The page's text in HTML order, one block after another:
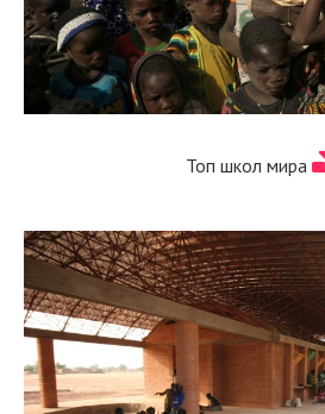
Топ школ мира